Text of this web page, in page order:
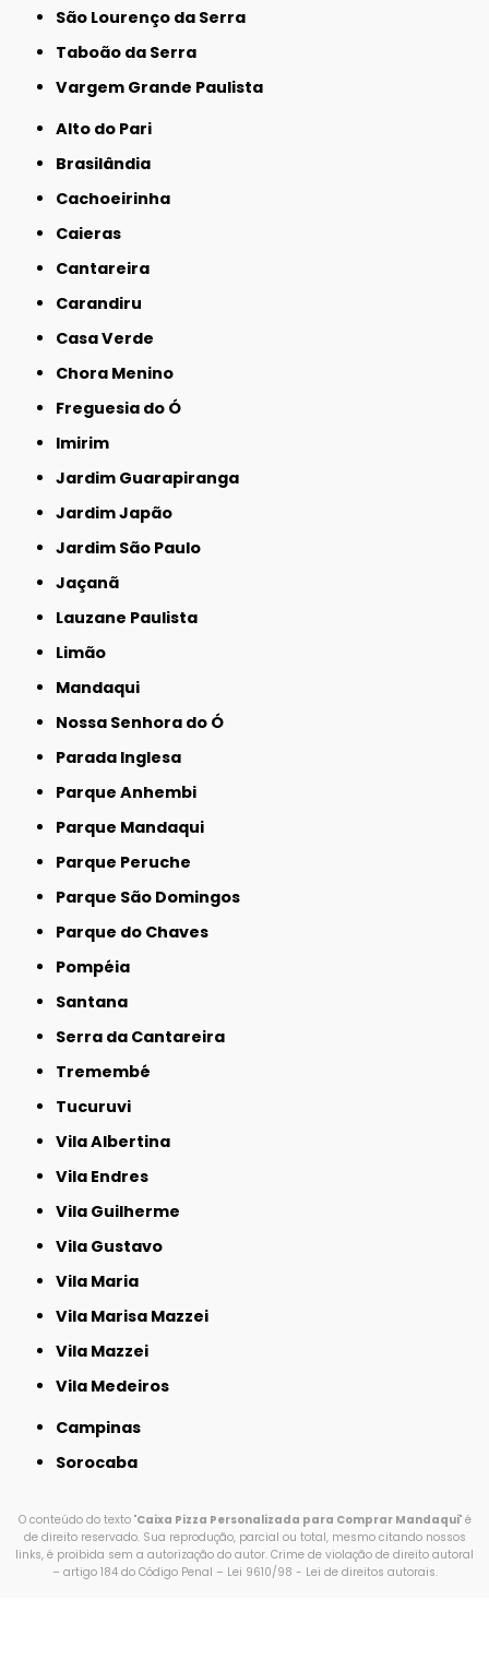
São Lourenço da Serra
Taboão da Serra
Vargem Grande Paulista
Alto do Pari
Brasilândia
Cachoeirinha
Caieras
Cantareira
Carandiru
Casa Verde
Chora Menino
Freguesia do Ó
Imirim
Jardim Guarapiranga
Jardim Japão
Jardim São Paulo
Jaçanã
Lauzane Paulista
Limão
Mandaqui
Nossa Senhora do Ó
Parada Inglesa
Parque Anhembi
Parque Mandaqui
Parque Peruche
Parque São Domingos
Parque do Chaves
Pompéia
Santana
Serra da Cantareira
Tremembé
Tucuruvi
Vila Albertina
Vila Endres
Vila Guilherme
Vila Gustavo
Vila Maria
Vila Marisa Mazzei
Vila Mazzei
Vila Medeiros
Campinas
Sorocaba
O conteúdo do texto "Caixa Pizza Personalizada para Comprar Mandaqui" é
de direito reservado. Sua reprodução, parcial ou total, mesmo citando nossos
links, é proibida sem a autorização do autor. Crime de violação de direito autoral
– artigo 184 do Código Penal – Lei 9610/98 - Lei de direitos autorais.